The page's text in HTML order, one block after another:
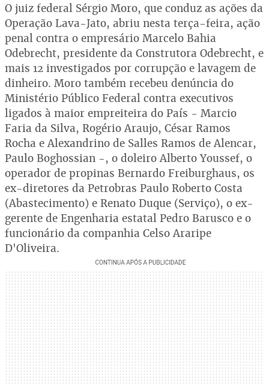
O juiz federal Sérgio Moro, que conduz as ações da
Operação Lava-Jato, abriu nesta terça-feira, ação
penal contra o empresário Marcelo Bahia
Odebrecht, presidente da Construtora Odebrecht, e
mais 12 investigados por corrupção e lavagem de
dinheiro. Moro também recebeu denúncia do
Ministério Público Federal contra executivos
ligados à maior empreiteira do País - Marcio
Faria da Silva, Rogério Araujo, César Ramos
Rocha e Alexandrino de Salles Ramos de Alencar,
Paulo Boghossian -, o doleiro Alberto Youssef, o
operador de propinas Bernardo Freiburghaus, os
ex-diretores da Petrobras Paulo Roberto Costa
(Abastecimento) e Renato Duque (Serviço), o ex-
gerente de Engenharia estatal Pedro Barusco e o
funcionário da companhia Celso Araripe
D'Oliveira.